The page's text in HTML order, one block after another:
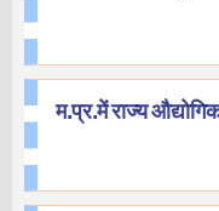
म.प्र.में राज्य